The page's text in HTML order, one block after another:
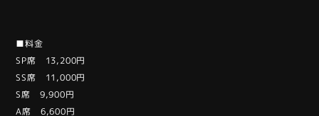
■料金
SP席 13,200円
SS席 11,000円
S席 9,900円
A席 6,600円